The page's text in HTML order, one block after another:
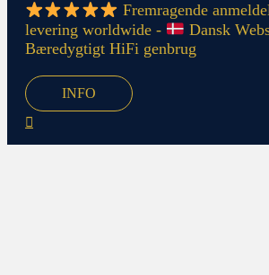
Fremragende
levering worldwide -
Dansk
Bæredygtigt HiFi genbrug
INFO